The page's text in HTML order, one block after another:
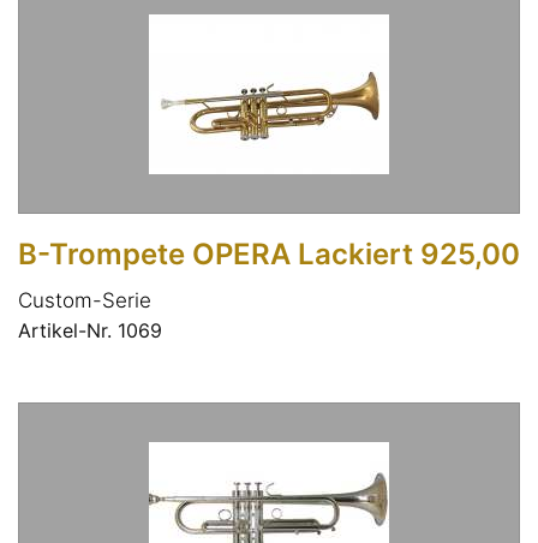
B-Trompete OPERA Lackiert 925,00
Custom-Serie
Artikel-Nr. 1069